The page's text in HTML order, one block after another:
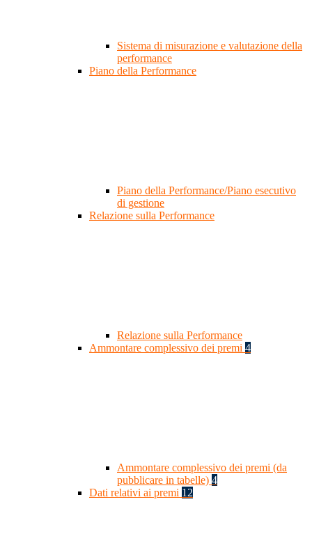
Sistema di misurazione e valutazione della
performance
Piano della Performance
Piano della Performance/Piano esecutivo
di gestione
Relazione sulla Performance
Relazione sulla Performance
Ammontare complessivo dei premi 4
Ammontare complessivo dei premi (da
pubblicare in tabelle) 4
Dati relativi ai premi 12